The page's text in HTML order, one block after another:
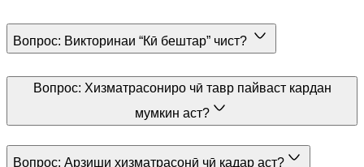
Вопрос: Викторинаи “Кӣ бештар” чист?
Вопрос: Хизматрасониро чӣ тавр пайваст кардан
мумкин аст?
Вопрос: Арзиши хизматрасонӣ чӣ қадар аст?